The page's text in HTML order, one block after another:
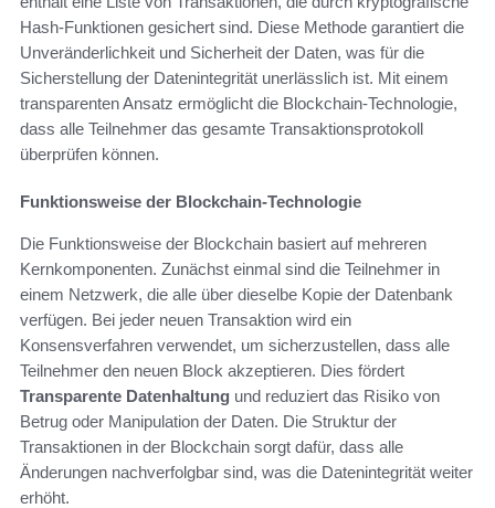
Hash-Funktionen gesichert sind. Diese Methode garantiert die
Unveränderlichkeit und Sicherheit der Daten, was für die
Sicherstellung der Datenintegrität unerlässlich ist. Mit einem
transparenten Ansatz ermöglicht die Blockchain-Technologie,
dass alle Teilnehmer das gesamte Transaktionsprotokoll
überprüfen können.
Funktionsweise der Blockchain-Technologie
Die Funktionsweise der Blockchain basiert auf mehreren
Kernkomponenten. Zunächst einmal sind die Teilnehmer in
einem Netzwerk, die alle über dieselbe Kopie der Datenbank
verfügen. Bei jeder neuen Transaktion wird ein
Konsensverfahren verwendet, um sicherzustellen, dass alle
Teilnehmer den neuen Block akzeptieren. Dies fördert
Transparente Datenhaltung und reduziert das Risiko von
Betrug oder Manipulation der Daten. Die Struktur der
Transaktionen in der Blockchain sorgt dafür, dass alle
Änderungen nachverfolgbar sind, was die Datenintegrität weiter
erhöht.